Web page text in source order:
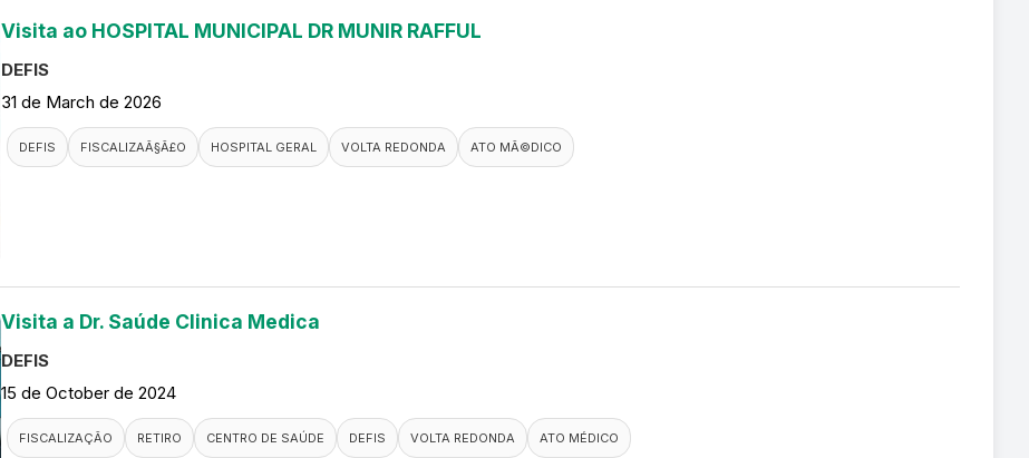
Visita ao HOSPITAL MUNICIPAL DR MUNIR RAFFUL
DEFIS
31 de March de 2026
DEFIS FISCALIZAÃ§Ã£O HOSPITAL GERAL VOLTA REDONDA ATO MÃ©DICO
Visita a Dr. Saúde Clinica Medica
DEFIS
15 de October de 2024
FISCALIZAÇÃO RETIRO CENTRO DE SAÚDE DEFIS VOLTA REDONDA ATO MÉDICO